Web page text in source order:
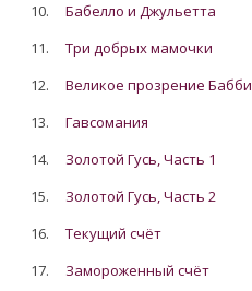
10.
Бабелло и Джульетта
11.
Три добрых мамочки
12.
Великое прозрение Бабби
13.
Гавсомания
14.
Золотой Гусь, Часть 1
15.
Золотой Гусь, Часть 2
16.
Текущий счёт
17.
Замороженный счёт